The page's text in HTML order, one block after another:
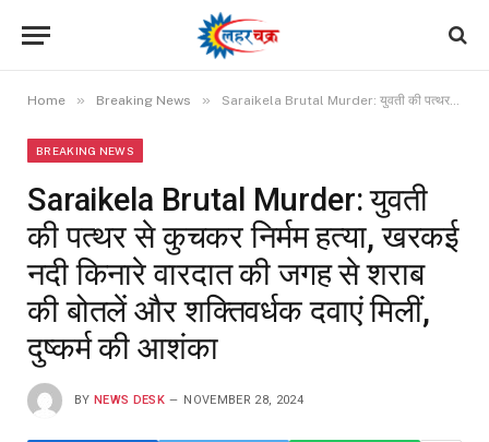
Home » Breaking News » Saraikela Brutal Murder: युवती की पत्थर से कुचकर निर्मम हत्या, खरकई नदी किनारे वारदात की जगह से शराब की बोतलें और शक्तिवर्धक दवाएं मिलीं, दुष्कर्म की आशंका
BREAKING NEWS
Saraikela Brutal Murder: युवती
की पत्थर से कुचकर निर्मम हत्या, खरकई
नदी किनारे वारदात की जगह से शराब
की बोतलें और शक्तिवर्धक दवाएं मिलीं,
दुष्कर्म की आशंका
BY NEWS DESK NOVEMBER 28, 2024